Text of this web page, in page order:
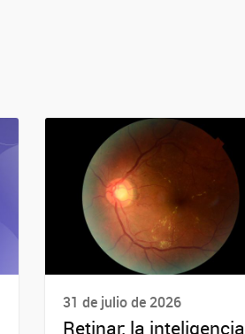
31 de julio de 2026
Retinar: la inteligencia